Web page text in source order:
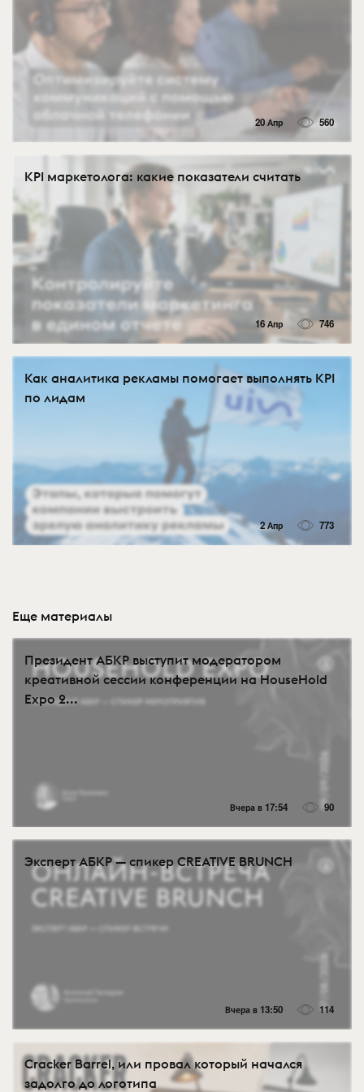
20 Апр 560
KPI маркетолога: какие показатели считать
16 Апр 746
Как аналитика рекламы помогает выполнять KPI
по лидам
2 Апр 773
Еще материалы
Президент АБКР выступит модератором
креативной сессии конференции на HouseHold
Expo 2...
Вчера в 17:54 90
Эксперт АБКР — спикер CREATIVE BRUNCH
Вчера в 13:50 114
Cracker Barrel, или провал который начался
задолго до логотипа